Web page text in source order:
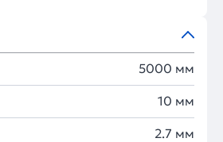
5000 мм
10 мм
2.7 мм